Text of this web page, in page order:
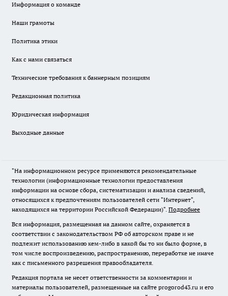
Информация о команде
Наши грамоты
Политика этики
Как с нами связаться
Технические требования к баннерным позициям
Редакционная политика
Юридическая информация
Выходные данные
"На информационном ресурсе применяются рекомендательные
технологии (информационные технологии предоставления
информации на основе сбора, систематизации и анализа сведений,
относящихся к предпочтениям пользователей сети "Интернет",
находящихся на территории Российской Федерации)". Подробнее
Вся информация, размещенная на данном сайте, охраняется в
соответствии с законодательством РФ об авторском праве и не
подлежит использованию кем-либо в какой бы то ни было форме, в
том числе воспроизведению, распространению, переработке не иначе
как с письменного разрешения правообладателя.
Редакция портала не несет ответственности за комментарии и
материалы пользователей, размещенные на сайте progorod43.ru и его